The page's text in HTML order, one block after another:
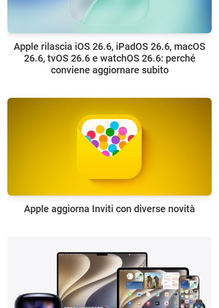
Apple rilascia iOS 26.6, iPadOS 26.6, macOS
26.6, tvOS 26.6 e watchOS 26.6: perché
conviene aggiornare subito
Apple aggiorna Inviti con diverse novità